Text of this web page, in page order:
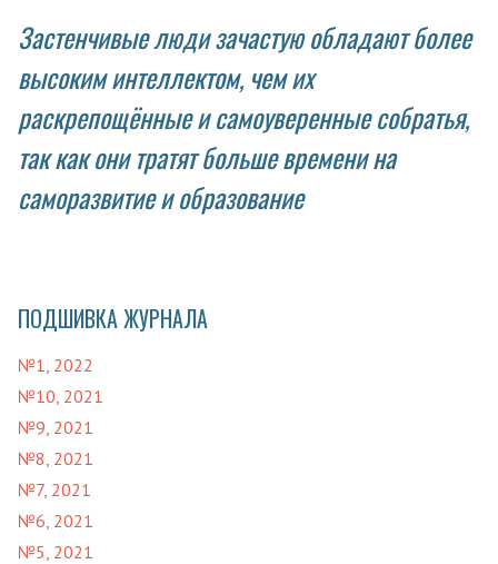
Застенчивые люди зачастую обладают более
высоким интеллектом, чем их
раскрепощённые и самоуверенные собратья,
так как они тратят больше времени на
саморазвитие и образование
ПОДШИВКА ЖУРНАЛА
№1, 2022
№10, 2021
№9, 2021
№8, 2021
№7, 2021
№6, 2021
№5, 2021